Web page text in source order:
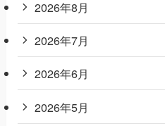
2026年8月
2026年7月
2026年6月
2026年5月